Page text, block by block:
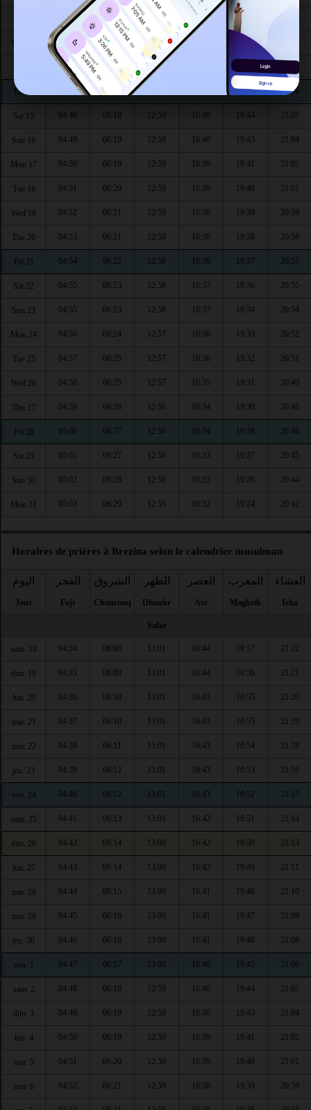
04:44 06:15 13:00 16:41
Wed 12 04:45 06:16 13:00 19:47
04:46 06:16 13:00
Fri 14 04:47 06:17 19:45 21:06
Sat 15 04:48 06:18 12:59 16:40 19:44 21:05
Sun 16 04:49 06:19 12:59 16:40 19:43 21:04
Mon 17 04:50 06:19 12:59 16:39 19:41 21:02
Tue 18 04:51 06:20 12:59 16:39 19:40 21:01
Wed 19 04:52 06:21 12:59 16:38 19:39 20:59
Thu 20 04:53 06:21 12:58 16:38 19:38 20:58
Fri 21 04:54 06:22 12:58 16:38 19:37 20:57
Sat 22 04:55 06:23 12:58 16:37 19:36 20:55
Sun 23 04:55 06:23 12:58 16:37 19:34 20:54
Mon 24 04:56 06:24 12:57 16:36 19:33 20:52
Tue 25 04:57 06:25 12:57 16:36 19:32 20:51
Wed 26 04:58 06:25 12:57 16:35 19:31 20:49
Thu 27 04:59 06:26 12:56 16:34 19:30 20:48
Fri 28 05:00 06:27 12:56 16:34 19:28 20:46
Sat 29 05:01 06:27 12:56 16:33 19:27 20:45
Sun 30 05:02 06:28 12:56 16:33 19:26 20:44
Mon 31 05:03 06:29 12:55 16:32 19:24 20:42
Horaires de prières à Brezina selon le calendrier musulman
اليوم
Jour
الفجر
Fajr
الشروق
Chourouq
الظهر
Dhouhr
العصر
Asr
المغرب
Maghrib
العشاء
Isha
Safar
sam. 18 04:34 06:08 13:01 16:44 19:57 21:22
dim. 19 04:35 06:09 13:01 16:44 19:56 21:21
lun. 20 04:36 06:10 13:01 16:43 19:55 21:20
mar. 21 04:37 06:10 13:01 16:43 19:55 21:19
mer. 22 04:38 06:11 13:01 16:43 19:54 21:18
jeu. 23 04:39 06:12 13:01 16:43 19:53 21:16
ven. 24 04:40 06:12 13:01 16:43 19:52 21:15
sam. 25 04:41 06:13 13:01 16:42 19:51 21:14
dim. 26 04:42 06:14 13:00 16:42 19:50 21:13
lun. 27 04:43 06:14 13:00 16:42 19:49 21:11
mar. 28 04:44 06:15 13:00 16:41 19:48 21:10
mer. 29 04:45 06:16 13:00 16:41 19:47 21:09
jeu. 30 04:46 06:16 13:00 16:41 19:46 21:08
ven. 1 04:47 06:17 13:00 16:40 19:45 21:06
sam. 2 04:48 06:18 12:59 16:40 19:44 21:05
dim. 3 04:49 06:19 12:59 16:40 19:43 21:04
lun. 4 04:50 06:19 12:59 16:39 19:41 21:02
mar. 5 04:51 06:20 12:59 16:39 19:40 21:01
mer. 6 04:52 06:21 12:59 16:38 19:39 20:59